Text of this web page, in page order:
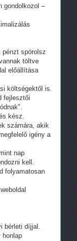
gondolkozol –
pénzt spórolsz
töltve
előállítása
költségektől is.
fejlesztői
kész.
számára, akik
igény a
nap
kell.
folyamatosan
bérleti díjjal.
honlap